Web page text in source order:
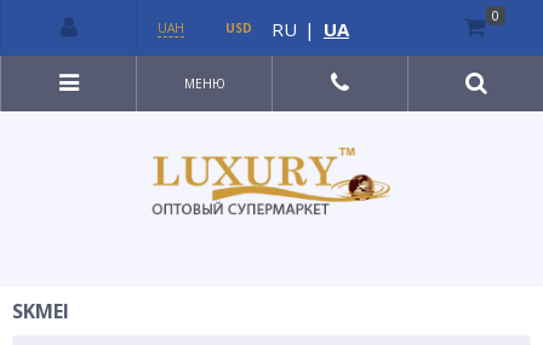
МЕНЮ
SKMEI
UAH USD RU | UA
0